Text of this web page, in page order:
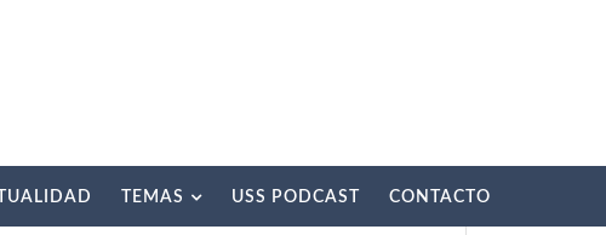
TEMAS USS PODCAST CONTACTO